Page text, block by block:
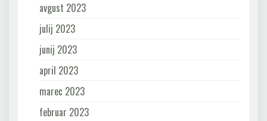
avgust 2023
julij 2023
junij 2023
april 2023
marec 2023
februar 2023